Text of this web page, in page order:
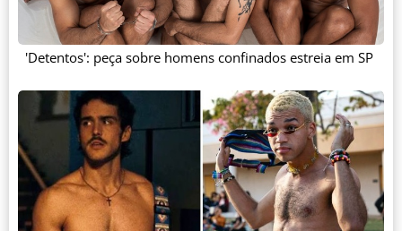
'Detentos': peça sobre homens confinados estreia em SP